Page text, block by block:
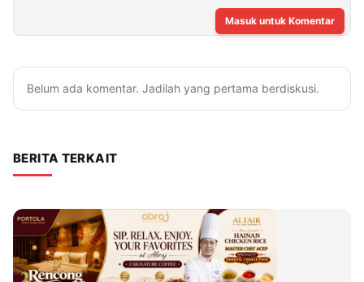
Masuk untuk Komentar
Belum ada komentar. Jadilah yang pertama berdiskusi.
BERITA TERKAIT